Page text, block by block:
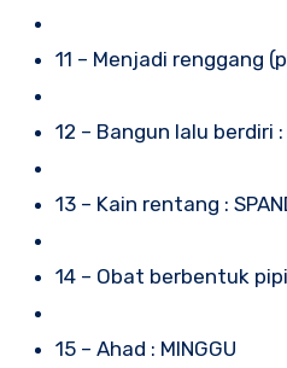
11 – Menjadi renggang
12 – Bangun lalu berdiri :
13 – Kain rentang :
14 – Obat berbentuk
15 – Ahad : MINGGU